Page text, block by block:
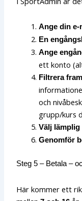
Ange din e-
En
Ange
ett konto
Filtrera fram
och
grupp/kurs
Välj
Genomför
Steg 5 – Betala –
Här kommer ett